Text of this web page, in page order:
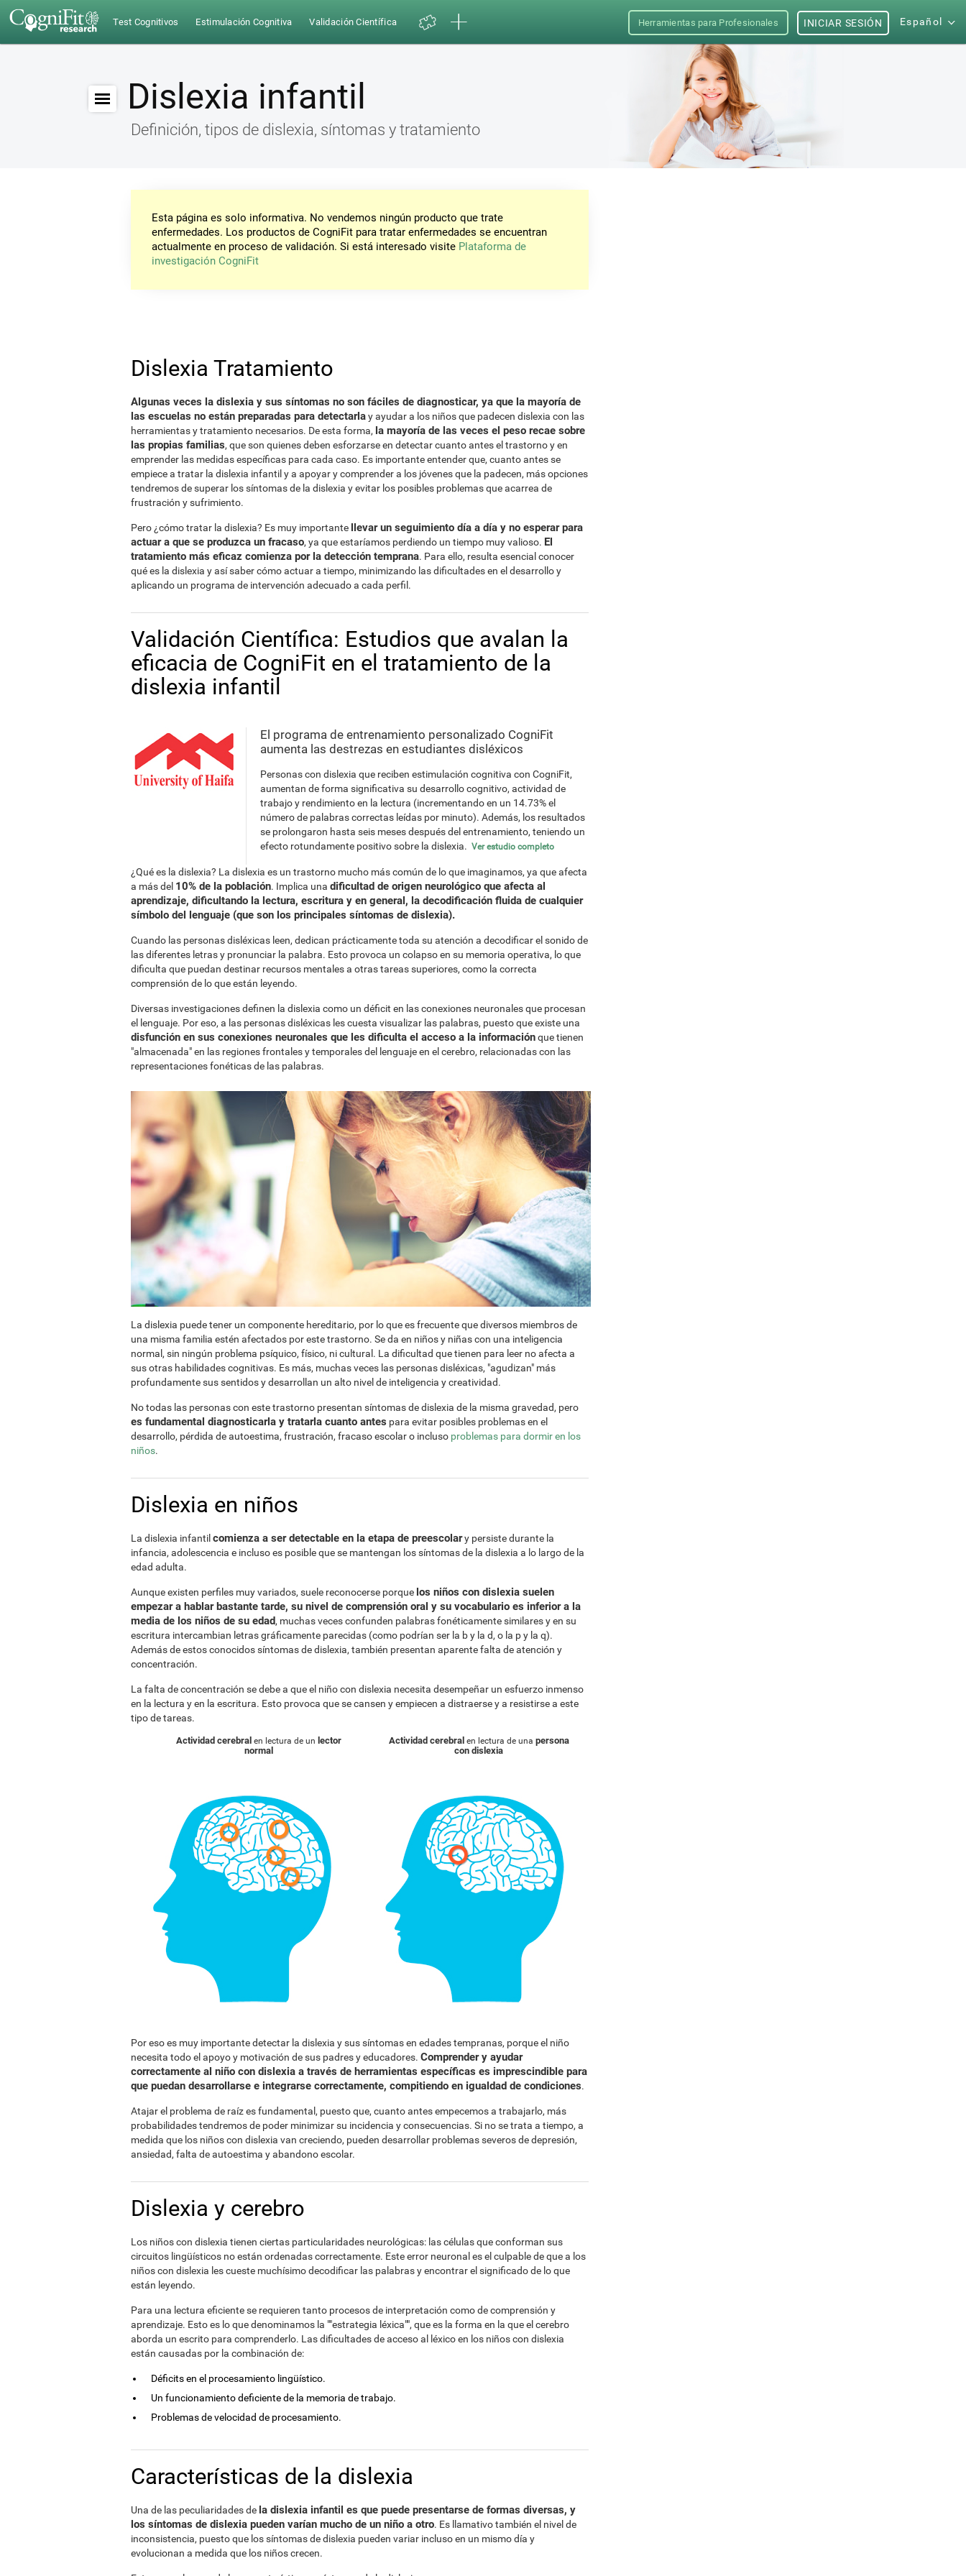
Test Cognitivos Estimulación Cognitiva Validación Científica Herramientas para Profesionales Español
INICIAR SESIÓN
Dislexia infantil
Definición, tipos de dislexia, síntomas y tratamiento
Esta página es solo informativa. No vendemos ningún producto que trate
enfermedades. Los productos de CogniFit para tratar enfermedades se encuentran
actualmente en proceso de validación. Si está interesado visite Plataforma de
investigación CogniFit
Dislexia Tratamiento
Algunas veces la dislexia y sus síntomas no son fáciles de diagnosticar, ya que la mayoría de
las escuelas no están preparadas para detectarlay ayudar a los niños que padecen dislexia con las
herramientas y tratamiento necesarios. De esta forma, la mayoría de las veces el peso recae sobre
las propias familias, que son quienes deben esforzarse en detectar cuanto antes el trastorno y en
emprender las medidas específicas para cada caso. Es importante entender que, cuanto antes se
empiece a tratar la dislexia infantil y a apoyar y comprender a los jóvenes que la padecen, más opciones
tendremos de superar los síntomas de la dislexia y evitar los posibles problemas que acarrea de
frustración y sufrimiento.
Pero ¿cómo tratar la dislexia? Es muy importante llevar un seguimiento día a día y no esperar para
actuar a que se produzca un fracaso, ya que estaríamos perdiendo un tiempo muy valioso. El
tratamiento más eficaz comienza por la detección temprana. Para ello, resulta esencial conocer
qué es la dislexia y así saber cómo actuar a tiempo, minimizando las dificultades en el desarrollo y
aplicando un programa de intervención adecuado a cada perfil.
Validación Científica: Estudios que avalan la
eficacia de CogniFit en el tratamiento de la
dislexia infantil
El programa de entrenamiento personalizado CogniFit
aumenta las destrezas en estudiantes disléxicos
Personas con dislexia que reciben estimulación cognitiva con CogniFit,
aumentan de forma significativa su desarrollo cognitivo, actividad de
trabajo y rendimiento en la lectura (incrementando en un 14.73% el
número de palabras correctas leídas por minuto). Además, los resultados
se prolongaron hasta seis meses después del entrenamiento, teniendo un
efecto rotundamente positivo sobre la dislexia. Ver estudio completo
¿Qué es la dislexia? La dislexia es un trastorno mucho más común de lo que imaginamos, ya que afecta
a más del 10% de la población. Implica una dificultad de origen neurológico que afecta al
aprendizaje, dificultando la lectura, escritura y en general, la decodificación fluida de cualquier
símbolo del lenguaje (que son los principales síntomas de dislexia).
Cuando las personas disléxicas leen, dedican prácticamente toda su atención a decodificar el sonido de
las diferentes letras y pronunciar la palabra. Esto provoca un colapso en su memoria operativa, lo que
dificulta que puedan destinar recursos mentales a otras tareas superiores, como la correcta
comprensión de lo que están leyendo.
Diversas investigaciones definen la dislexia como un déficit en las conexiones neuronales que procesan
el lenguaje. Por eso, a las personas disléxicas les cuesta visualizar las palabras, puesto que existe una
disfunción en sus conexiones neuronales que les dificulta el acceso a la informaciónque tienen
"almacenada" en las regiones frontales y temporales del lenguaje en el cerebro, relacionadas con las
representaciones fonéticas de las palabras.
La dislexia puede tener un componente hereditario, por lo que es frecuente que diversos miembros de
una misma familia estén afectados por este trastorno. Se da en niños y niñas con una inteligencia
normal, sin ningún problema psíquico, físico, ni cultural. La dificultad que tienen para leer no afecta a
sus otras habilidades cognitivas. Es más, muchas veces las personas disléxicas, "agudizan" más
profundamente sus sentidos y desarrollan un alto nivel de inteligencia y creatividad.
No todas las personas con este trastorno presentan síntomas de dislexia de la misma gravedad, pero
es fundamental diagnosticarla y tratarla cuanto antes para evitar posibles problemas en el
desarrollo, pérdida de autoestima, frustración, fracaso escolar o incluso problemas para dormir en los
niños.
Dislexia en niños
La dislexia infantil comienza a ser detectable en la etapa de preescolary persiste durante la
infancia, adolescencia e incluso es posible que se mantengan los síntomas de la dislexia a lo largo de la
edad adulta.
Aunque existen perfiles muy variados, suele reconocerse porque los niños con dislexia suelen
empezar a hablar bastante tarde, su nivel de comprensión oral y su vocabulario es inferior a la
media de los niños de su edad, muchas veces confunden palabras fonéticamente similares y en su
escritura intercambian letras gráficamente parecidas (como podrían ser la b y la d, o la p y la q).
Además de estos conocidos síntomas de dislexia, también presentan aparente falta de atención y
concentración.
La falta de concentración se debe a que el niño con dislexia necesita desempeñar un esfuerzo inmenso
en la lectura y en la escritura. Esto provoca que se cansen y empiecen a distraerse y a resistirse a este
tipo de tareas.
Actividad cerebral en lectura de un lector
normal
Actividad cerebral en lectura de una persona
con dislexia
Por eso es muy importante detectar la dislexia y sus síntomas en edades tempranas, porque el niño
necesita todo el apoyo y motivación de sus padres y educadores. Comprender y ayudar
correctamente al niño con dislexia a través de herramientas específicas es imprescindible para
que puedan desarrollarse e integrarse correctamente, compitiendo en igualdad de condiciones.
Atajar el problema de raíz es fundamental, puesto que, cuanto antes empecemos a trabajarlo, más
probabilidades tendremos de poder minimizar su incidencia y consecuencias. Si no se trata a tiempo, a
medida que los niños con dislexia van creciendo, pueden desarrollar problemas severos de depresión,
ansiedad, falta de autoestima y abandono escolar.
Dislexia y cerebro
Los niños con dislexia tienen ciertas particularidades neurológicas: las células que conforman sus
circuitos lingüísticos no están ordenadas correctamente. Este error neuronal es el culpable de que a los
niños con dislexia les cueste muchísimo decodificar las palabras y encontrar el significado de lo que
están leyendo.
Para una lectura eficiente se requieren tanto procesos de interpretación como de comprensión y
aprendizaje. Esto es lo que denominamos la ""estrategia léxica"", que es la forma en la que el cerebro
aborda un escrito para comprenderlo. Las dificultades de acceso al léxico en los niños con dislexia
están causadas por la combinación de:
Déficits en el procesamiento lingüístico.
Un funcionamiento deficiente de la memoria de trabajo.
Problemas de velocidad de procesamiento.
Características de la dislexia
Una de las peculiaridades de la dislexia infantil es que puede presentarse de formas diversas, y
los síntomas de dislexia pueden varían mucho de un niño a otro. Es llamativo también el nivel de
inconsistencia, puesto que los síntomas de dislexia pueden variar incluso en un mismo día y
evolucionan a medida que los niños crecen.